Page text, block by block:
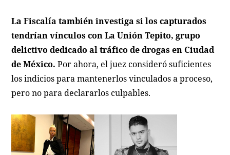
La Fiscalía también investiga si los capturados
tendrían vínculos con La Unión Tepito, grupo
delictivo dedicado al tráfico de drogas en Ciudad
de México.Por ahora, el juez consideró suficientes
los indicios para mantenerlos vinculados a proceso,
pero no para declararlos culpables.